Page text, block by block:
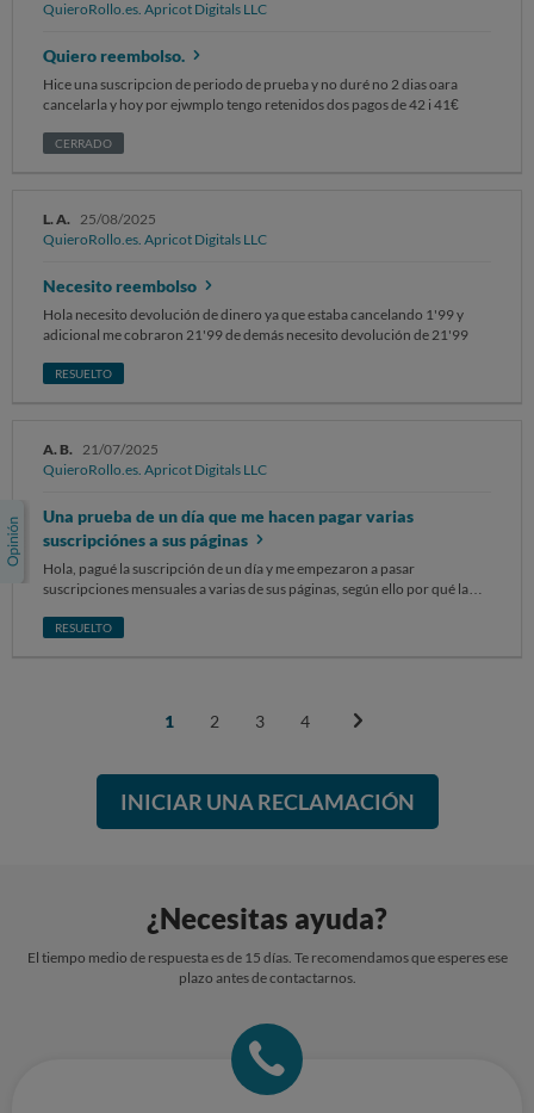
QuieroRollo.es. Apricot Digitals LLC
Quiero reembolso.
Hice una suscripcion de periodo de prueba y no duré no 2 dias oara
cancelarla y hoy por ejwmplo tengo retenidos dos pagos de 42 i 41€
CERRADO
L. A. 25/08/2025
QuieroRollo.es. Apricot Digitals LLC
Necesito reembolso
Hola necesito devolución de dinero ya que estaba cancelando 1'99 y
adicional me cobraron 21'99 de demás necesito devolución de 21'99
RESUELTO
A. B. 21/07/2025
QuieroRollo.es. Apricot Digitals LLC
Una prueba de un día que me hacen pagar varias
suscripciónes a sus páginas
Hola, pagué la suscripción de un día y me empezaron a pasar
suscripciones mensuales a varias de sus páginas, según ello por qué la
sus páginas.
RESUELTO
1 2 3 4
INICIAR UNA RECLAMACIÓN
¿Necesitas ayuda?
El tiempo medio de respuesta es de 15 días. Te recomendamos que esperes ese
plazo antes de contactarnos.